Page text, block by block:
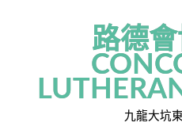
路德
九龍大坑